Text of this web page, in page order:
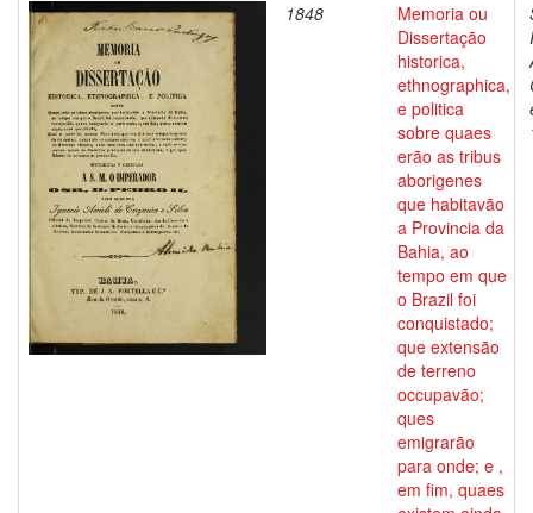
1848
Memoria ou
Dissertação
historica,
ethnographica,
e politica
sobre quaes
erão as tribus
aborigenes
que habitavão
a Provincia da
Bahia, ao
tempo em que
o Brazil foi
conquistado;
que extensão
de terreno
occupavão;
ques
emigrarão
para onde; e ,
em fim, quaes